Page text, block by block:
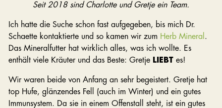
Seit 2018 sind Charlotte und Gretje ein Team.
Ich hatte die Suche schon fast aufgegeben, bis mich Dr.
Schaette kontaktierte und so kamen wir zum Herb Mineral .
Das Mineralfutter hat wirklich alles, was ich wollte. Es
enthält viele Kräuter und das Beste: Gretje LIEBTes!
Wir waren beide von Anfang an sehr begeistert. Gretje hat
top Hufe, glänzendes Fell (auch im Winter) und ein gutes
Immunsystem. Da sie in einem Offenstall steht, ist ein gutes